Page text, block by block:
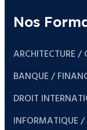
Nos
ARCHITECTURE /
BANQUE /
DROIT
INFORMATIQUE /